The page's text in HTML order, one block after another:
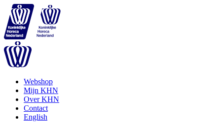
Webshop
Mijn KHN
Over KHN
Contact
English